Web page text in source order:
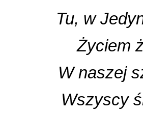
Tu, w
Życiem
W naszej
Wszyscy